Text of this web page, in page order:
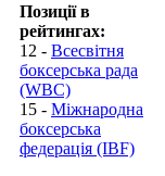
Позиції в
рейтингах:
12 - Всесвітня
боксерська рада
(WBC)
15 - Міжнародна
боксерська
федерація (IBF)